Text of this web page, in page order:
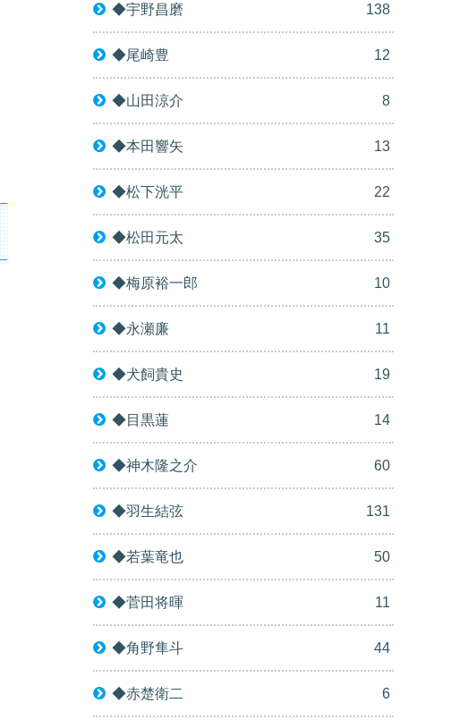
◆宇野昌磨 138
◆尾崎豊 12
◆山田涼介 8
◆本田響矢 13
◆松下洸平 22
◆松田元太 35
◆梅原裕一郎 10
◆永瀬廉 11
◆犬飼貴史 19
◆目黒蓮 14
◆神木隆之介 60
◆羽生結弦 131
◆若葉竜也 50
◆菅田将暉 11
◆角野隼斗 44
◆赤楚衛二 6